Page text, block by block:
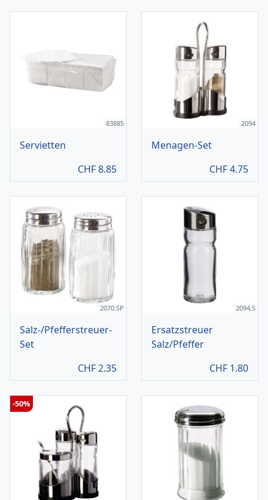
83885
Servietten
CHF8.85
2094
Menagen-Set
CHF4.75
2070.SP
Salz-/Pfefferstreuer-
Set
CHF2.35
2094.S
Ersatzstreuer
Salz/Pfeffer
CHF 1.80
-50%